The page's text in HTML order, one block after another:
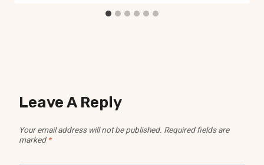
Leave A Reply
Your email address will not be published. Required fields are
marked *